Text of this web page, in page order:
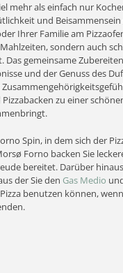
mehr als einfach nur
und
Ihrer Familie am
sondern auch
Das gemeinsame
und der Genuss des
zu einer
Spin, in dem sich der
Forno backen Sie
bereitet. Darüber
der Sie den Gas Medio
benutzen können,